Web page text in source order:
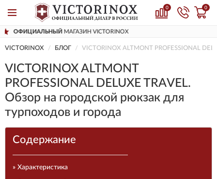
0 0
ДОСТАВИМ
VICTORINOX БЛОГ VICTORINOX ALTMONT PROFESSIONAL
VICTORINOX ALTMONT
PROFESSIONAL DELUXE TRAVEL.
Обзор на городской рюкзак для
турпоходов и города
Содержание
» Характеристика